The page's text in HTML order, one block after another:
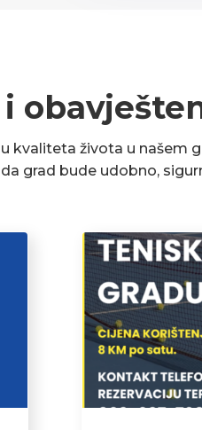
kvaliteta života u
grad bude udobno,